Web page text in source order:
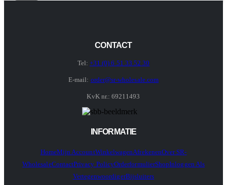
CONTACT
Tel: +31 (0) 6 51 33 52 30
E-mail: order@sr-wholesale.com
KvK nr.: 69211493
INFORMATIE
HomeMijn AccountWinkelwagenAfrekenenOver SR-
WholesaleContactPrivacy PolicyOrderformulierShopInloggen Als
VertegenwoordigerBijsluiters